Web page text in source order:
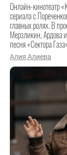
Онлайн-кинотеатр
сериала с
главных ролях. В
Мерзликин, Ардова
песня «Сектора
Алия Алиева